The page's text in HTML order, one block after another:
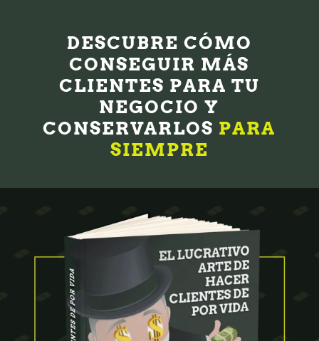
DESCUBRE CÓMO
CONSEGUIR MÁS
CLIENTES PARA TU
NEGOCIO Y
CONSERVARLOS PARA
SIEMPRE